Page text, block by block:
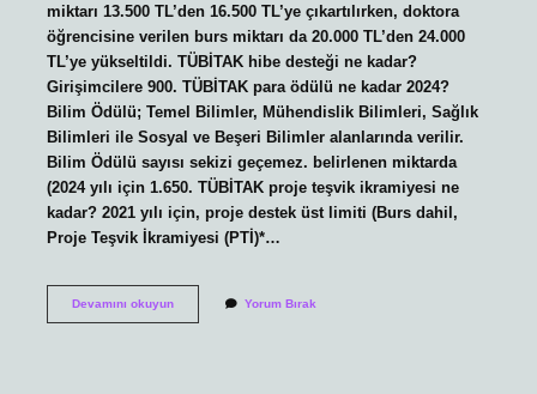
miktarı 13.500 TL’den 16.500 TL’ye çıkartılırken, doktora
öğrencisine verilen burs miktarı da 20.000 TL’den 24.000
TL’ye yükseltildi. TÜBİTAK hibe desteği ne kadar?
Girişimcilere 900. TÜBİTAK para ödülü ne kadar 2024?
Bilim Ödülü; Temel Bilimler, Mühendislik Bilimleri, Sağlık
Bilimleri ile Sosyal ve Beşeri Bilimler alanlarında verilir.
Bilim Ödülü sayısı sekizi geçemez. belirlenen miktarda
(2024 yılı için 1.650. TÜBİTAK proje teşvik ikramiyesi ne
kadar? 2021 yılı için, proje destek üst limiti (Burs dahil,
Proje Teşvik İkramiyesi (PTİ)*…
Devamını okuyunTubitak
Yorum Bırak